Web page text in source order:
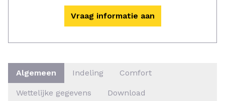
Vraag informatie aan
Algemeen Indeling Comfort
Wettelijke gegevens Download